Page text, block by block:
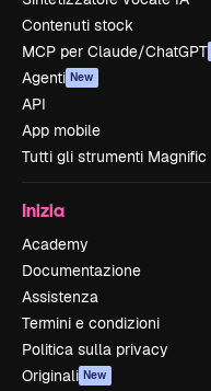
Contenuti stock
MCP per Claude/ChatGPT
Agenti New
API
App mobile
Tutti gli strumenti Magnific
Inizia
Academy
Documentazione
Assistenza
Termini e condizioni
Politica sulla privacy
Originali New